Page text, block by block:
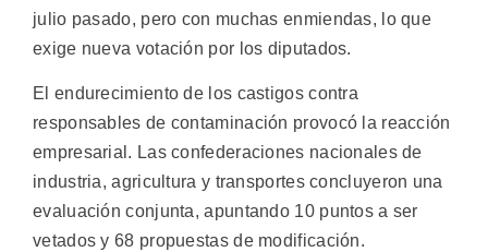
julio pasado, pero con muchas enmiendas, lo que
exige nueva votación por los diputados.
El endurecimiento de los castigos contra
responsables de contaminación provocó la reacción
empresarial. Las confederaciones nacionales de
industria, agricultura y transportes concluyeron una
evaluación conjunta, apuntando 10 puntos a ser
vetados y 68 propuestas de modificación.